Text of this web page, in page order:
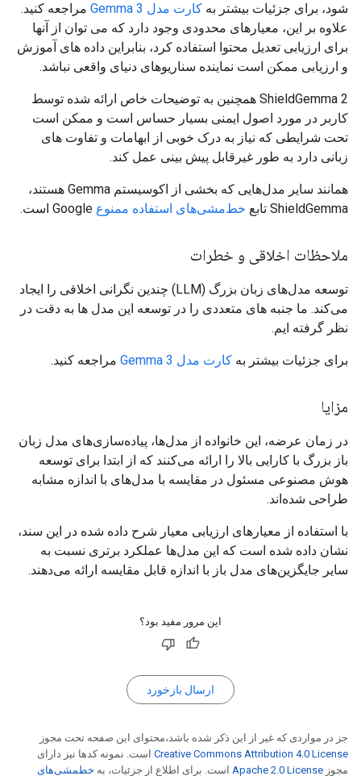
شود، برای جزئیات بیشتر به کارت مدل Gemma 3
مراجعه کنید.
علاوه بر این، معیارهای محدودی وجود دارد که می توان از آنها
برای ارزیابی تعدیل محتوا استفاده کرد، بنابراین داده های آموزش
و ارزیابی ممکن است نماینده سناریوهای دنیای واقعی نباشد.
ShieldGemma 2 همچنین به توضیحات خاص ارائه شده توسط
کاربر در مورد اصول ایمنی بسیار حساس است و ممکن است
تحت شرایطی که نیاز به درک خوبی از ابهامات و تفاوت های
زبانی دارد به طور غیرقابل پیش بینی عمل کند.
همانند سایر مدل‌هایی که بخشی از اکوسیستم Gemma هستند،
ShieldGemma تابع
خط‌مشی‌های استفاده ممنوع
ملاحظات اخلاقی و خطرات
توسعه مدل‌های زبان بزرگ (LLM) چندین نگرانی اخلاقی را ایجاد
می‌کند. ما جنبه های متعددی را در توسعه این مدل ها به دقت در
نظر گرفته ایم.
برای جزئیات بیشتر به کارت مدل Gemma 3 مراجعه کنید.
مزایا
در زمان عرضه، این خانواده از مدل‌ها، پیاده‌سازی‌های مدل زبان
باز بزرگ با کارایی بالا را ارائه می‌کنند که از ابتدا برای توسعه
هوش مصنوعی مسئول در مقایسه با مدل‌های با اندازه مشابه
طراحی شده‌اند.
با استفاده از معیارهای ارزیابی معیار شرح داده شده در این سند،
نشان داده شده است که این مدل‌ها عملکرد برتری نسبت به
سایر جایگزین‌های مدل باز با اندازه قابل مقایسه ارائه می‌دهند.
این مرور مفید بود؟
ارسال بازخورد
جز در مواردی که غیر از این ذکر شده باشد،‌محتوای این صفحه تحت مجوز
Creative Commons Attribution 4.0 License است. نمونه کدها نیز دارای
مجوز Apache 2.0 License است. برای اطلاع از جزئیات، به خطمشی‌های